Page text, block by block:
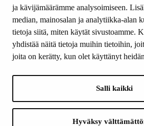
ja kävijämäärämme analysoimiseen.
median, mainosalan ja analytiikka-alan
tietoja siitä, miten käytät sivustoamme.
yhdistää näitä tietoja muihin tietoihin,
joita on kerätty, kun olet käyttänyt
Salli kaikki
Hyväksy
Facebook
Instagram
Youtube
LinkedIn
Suomen Kulttuurirahasto:
Laskutusosoite